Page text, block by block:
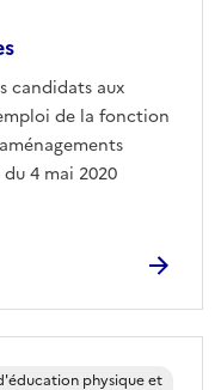
candidats aux
de la fonction
4 mai 2020
physique et